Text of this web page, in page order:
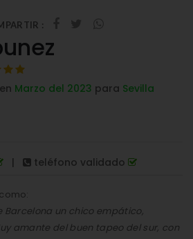
:
Marzo del 2023 para Sevilla
| teléfono validado
Barcelona un chico empático,
amante del buen tapeo del sur, con